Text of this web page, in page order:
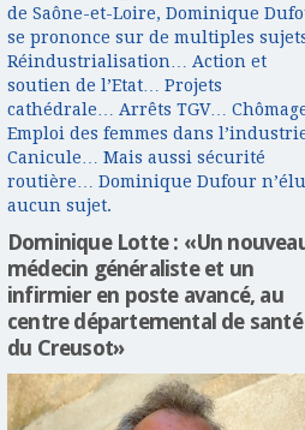
de Saône-et-Loire, Dominique
se prononce sur de multiples
Réindustrialisation… Action et
soutien de l’Etat… Projets
cathédrale… Arrêts TGV…
Emploi des femmes dans
Canicule… Mais aussi sécurité
routière… Dominique Dufour
aucun sujet.
Dominique Lotte : «Un
médecin généraliste et un
infirmier en poste avancé, au
centre départemental de santé
du Creusot»